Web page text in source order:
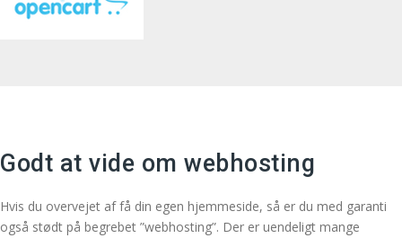
Godt at vide om webhosting
Hvis du overvejet af få din egen hjemmeside, så er du med garanti
også stødt på begrebet ”webhosting”. Der er uendeligt mange